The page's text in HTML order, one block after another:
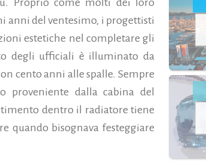
anni del ventesimo, i progettisti
estetiche nel completare gli
degli ufficiali è illuminato da
cento anni alle spalle. Sempre
proveniente dalla cabina del
dentro il radiatore tiene
quando bisognava festeggiare